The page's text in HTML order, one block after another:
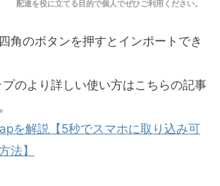
配達を役に立てる目的で個人でぜひご利用ください。
角のボタンを押すとインポートでき
のより詳しい使い方はこちらの記事
を解説【5秒でスマホに取り込み可
法】